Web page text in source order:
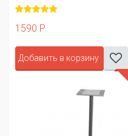
1590 Р
Добавить в корзину